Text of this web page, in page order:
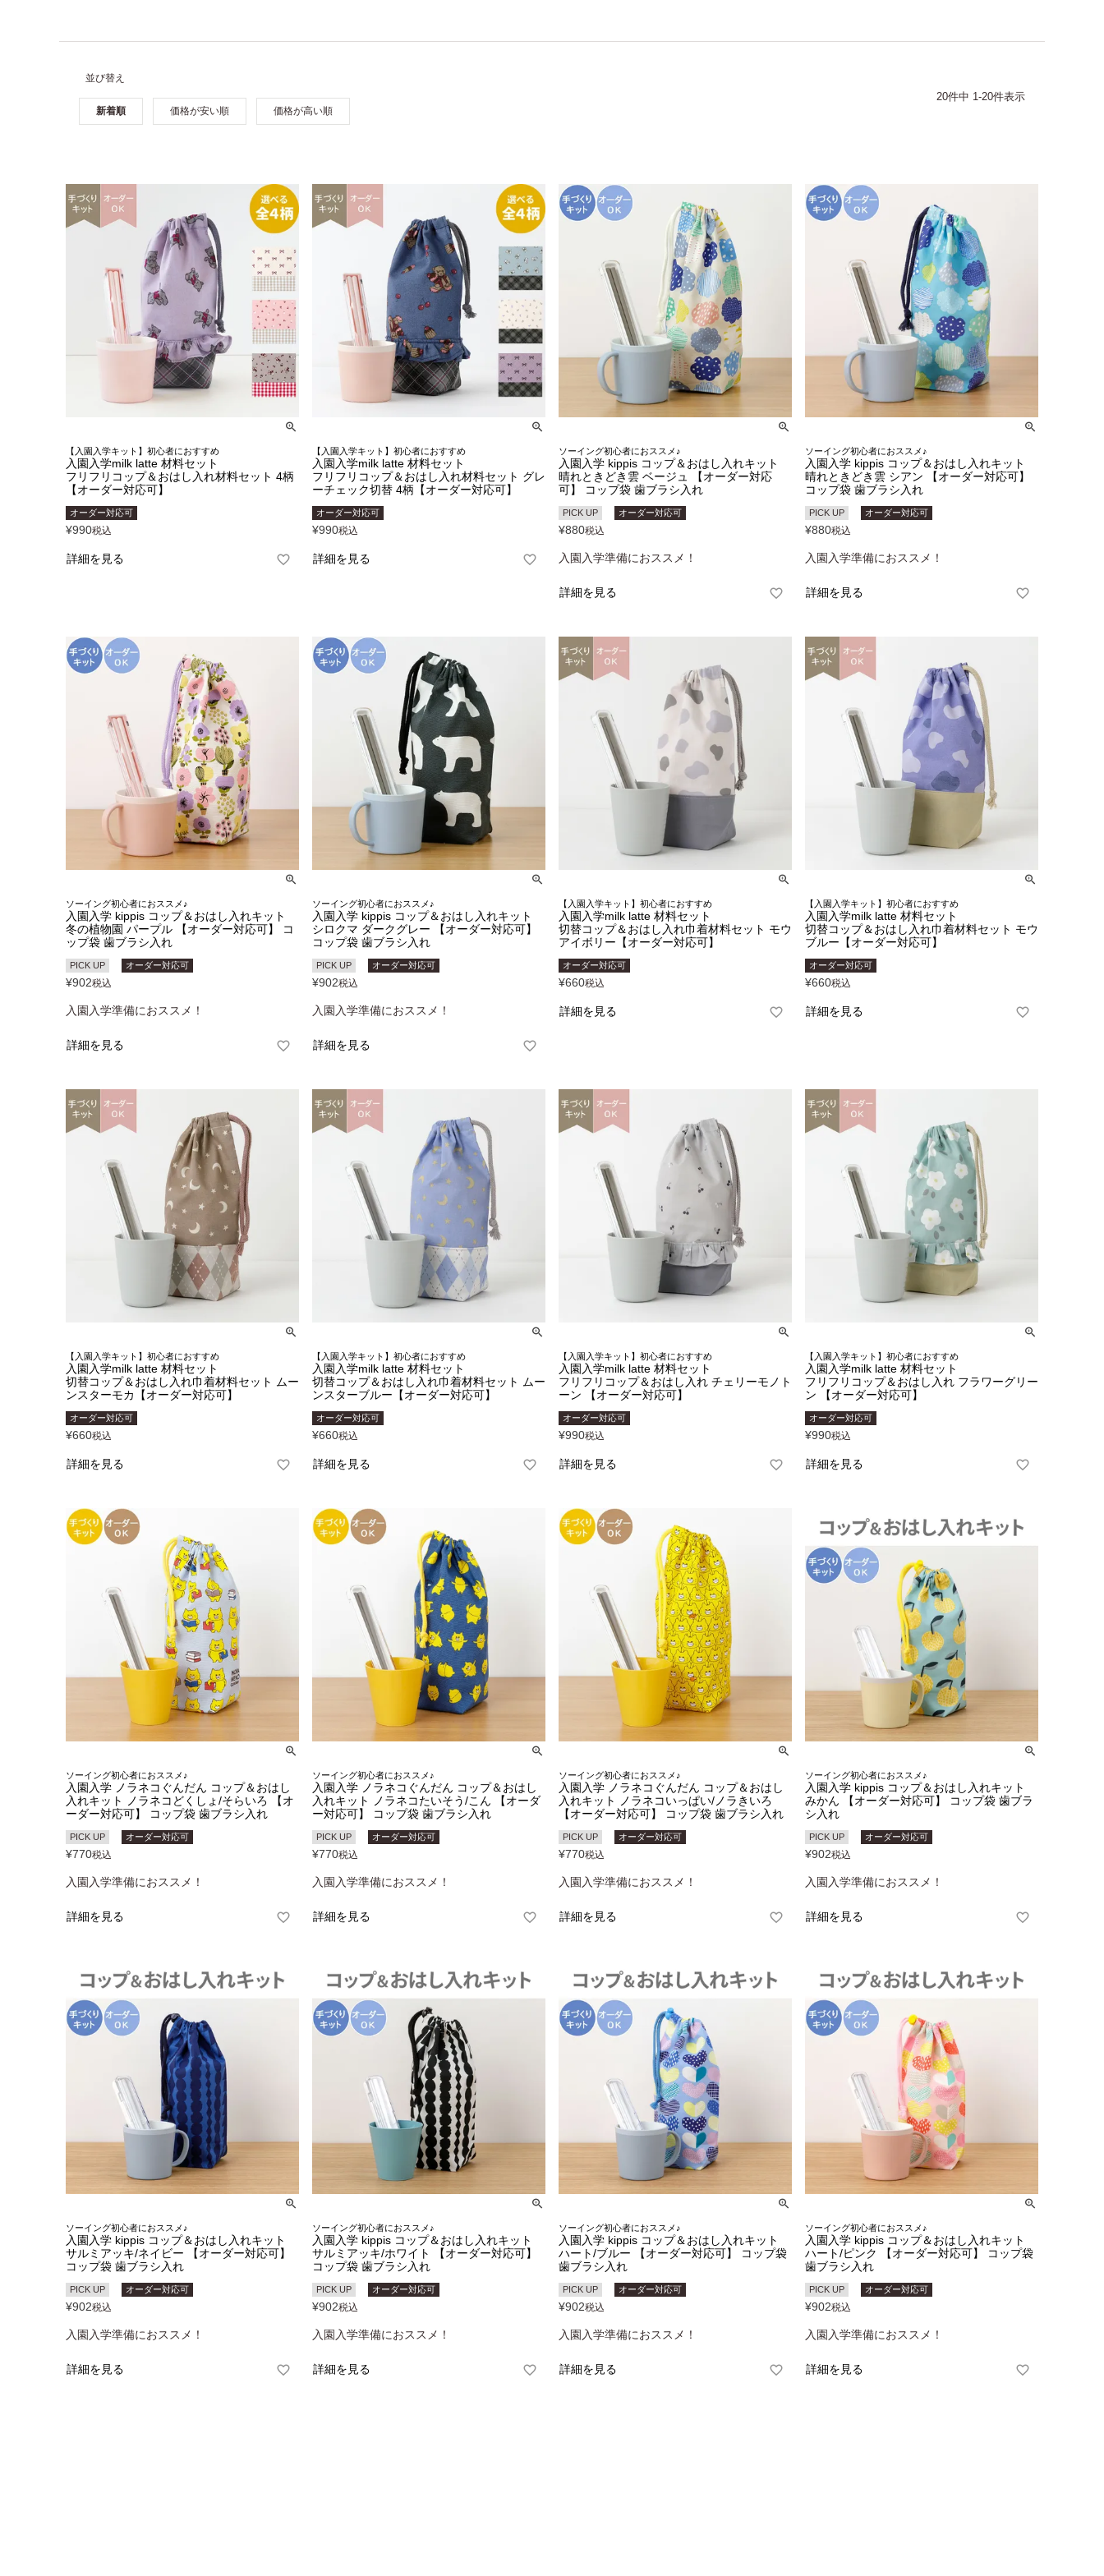
並び替え
新着順 価格が安い順 価格が高い順
20件中 1-20件表示
【入園入学キット】初心者におすすめ
入園入学milk latte 材料セット
フリフリコップ＆おはし入れ材料セット 4柄
【オーダー対応可】
オーダー対応可
¥990税込
詳細を見る
【入園入学キット】初心者におすすめ
入園入学milk latte 材料セット
フリフリコップ＆おはし入れ材料セット グレ
ーチェック切替 4柄【オーダー対応可】
オーダー対応可
¥990税込
詳細を見る
ソーイング初心者におススメ♪
入園入学 kippis コップ＆おはし入れキット
晴れときどき雲 ベージュ 【オーダー対応
可】 コップ袋 歯ブラシ入れ
PICK UP オーダー対応可
¥880税込
入園入学準備におススメ！
詳細を見る
ソーイング初心者におススメ♪
入園入学 kippis コップ＆おはし入れキット
晴れときどき雲 シアン 【オーダー対応可】
コップ袋 歯ブラシ入れ
PICK UP オーダー対応可
¥880税込
入園入学準備におススメ！
詳細を見る
ソーイング初心者におススメ♪
入園入学 kippis コップ＆おはし入れキット
冬の植物園 パープル 【オーダー対応可】 コ
ップ袋 歯ブラシ入れ
PICK UP オーダー対応可
¥902税込
入園入学準備におススメ！
詳細を見る
ソーイング初心者におススメ♪
入園入学 kippis コップ＆おはし入れキット
シロクマ ダークグレー 【オーダー対応可】
コップ袋 歯ブラシ入れ
PICK UP オーダー対応可
¥902税込
入園入学準備におススメ！
詳細を見る
【入園入学キット】初心者におすすめ
入園入学milk latte 材料セット
切替コップ＆おはし入れ巾着材料セット モウ
アイボリー【オーダー対応可】
オーダー対応可
¥660税込
詳細を見る
【入園入学キット】初心者におすすめ
入園入学milk latte 材料セット
切替コップ＆おはし入れ巾着材料セット モウ
ブルー【オーダー対応可】
オーダー対応可
¥660税込
詳細を見る
【入園入学キット】初心者におすすめ
入園入学milk latte 材料セット
切替コップ＆おはし入れ巾着材料セット ムー
ンスターモカ【オーダー対応可】
オーダー対応可
¥660税込
詳細を見る
【入園入学キット】初心者におすすめ
入園入学milk latte 材料セット
切替コップ＆おはし入れ巾着材料セット ムー
ンスターブルー【オーダー対応可】
オーダー対応可
¥660税込
詳細を見る
【入園入学キット】初心者におすすめ
入園入学milk latte 材料セット
フリフリコップ＆おはし入れ チェリーモノト
ーン 【オーダー対応可】
オーダー対応可
¥990税込
詳細を見る
【入園入学キット】初心者におすすめ
入園入学milk latte 材料セット
フリフリコップ＆おはし入れ フラワーグリー
ン 【オーダー対応可】
オーダー対応可
¥990税込
詳細を見る
ソーイング初心者におススメ♪
入園入学 ノラネコぐんだん コップ＆おはし
入れキット ノラネコどくしょ/そらいろ 【オ
ーダー対応可】 コップ袋 歯ブラシ入れ
PICK UP オーダー対応可
¥770税込
入園入学準備におススメ！
詳細を見る
ソーイング初心者におススメ♪
入園入学 ノラネコぐんだん コップ＆おはし
入れキット ノラネコたいそう/こん 【オーダ
ー対応可】 コップ袋 歯ブラシ入れ
PICK UP オーダー対応可
¥770税込
入園入学準備におススメ！
詳細を見る
ソーイング初心者におススメ♪
入園入学 ノラネコぐんだん コップ＆おはし
入れキット ノラネコいっぱい/ノラきいろ
【オーダー対応可】 コップ袋 歯ブラシ入れ
PICK UP オーダー対応可
¥770税込
入園入学準備におススメ！
詳細を見る
ソーイング初心者におススメ♪
入園入学 kippis コップ＆おはし入れキット
みかん 【オーダー対応可】 コップ袋 歯ブラ
シ入れ
PICK UP オーダー対応可
¥902税込
入園入学準備におススメ！
詳細を見る
ソーイング初心者におススメ♪
入園入学 kippis コップ＆おはし入れキット
サルミアッキ/ネイビー 【オーダー対応可】
コップ袋 歯ブラシ入れ
PICK UP オーダー対応可
¥902税込
入園入学準備におススメ！
詳細を見る
ソーイング初心者におススメ♪
入園入学 kippis コップ＆おはし入れキット
サルミアッキ/ホワイト 【オーダー対応可】
コップ袋 歯ブラシ入れ
PICK UP オーダー対応可
¥902税込
入園入学準備におススメ！
詳細を見る
ソーイング初心者におススメ♪
入園入学 kippis コップ＆おはし入れキット
ハート/ブルー 【オーダー対応可】 コップ袋
歯ブラシ入れ
PICK UP オーダー対応可
¥902税込
入園入学準備におススメ！
詳細を見る
ソーイング初心者におススメ♪
入園入学 kippis コップ＆おはし入れキット
ハート/ピンク 【オーダー対応可】 コップ袋
歯ブラシ入れ
PICK UP オーダー対応可
¥902税込
入園入学準備におススメ！
詳細を見る